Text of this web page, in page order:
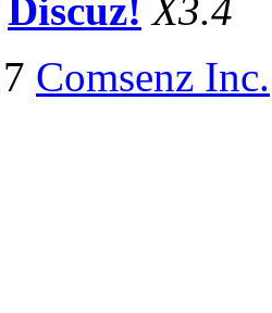
Discuz! X3.4
Comsenz Inc.